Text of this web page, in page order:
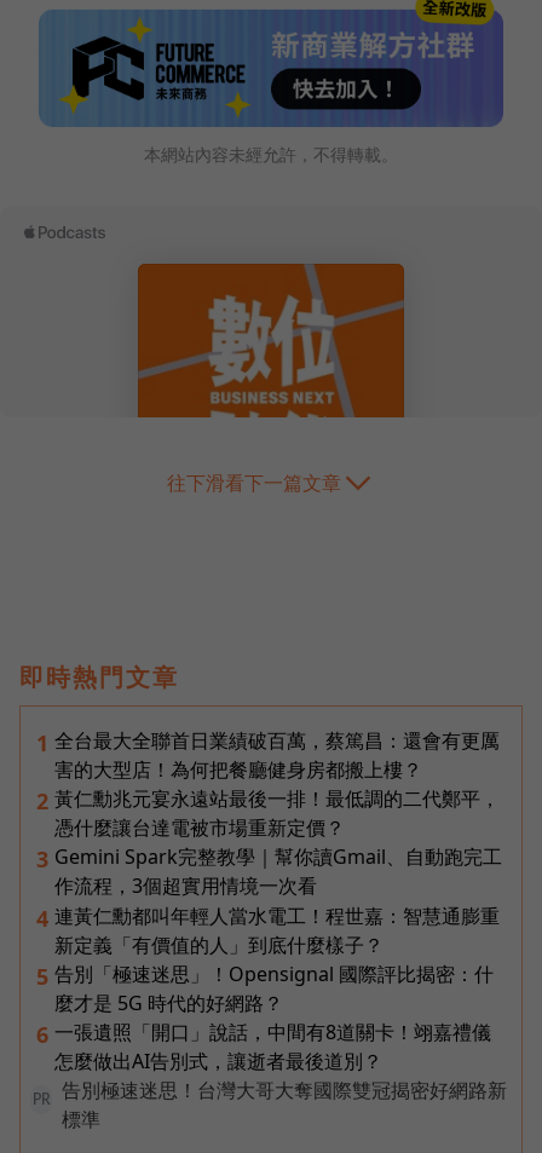
本網站內容未經允許，不得轉載。
往下滑看下一篇文章
即時熱門文章
1 全台最大全聯首日業績破百萬，蔡篤昌：還會有更厲
害的大型店！為何把餐廳健身房都搬上樓？
2 黃仁勳兆元宴永遠站最後一排！最低調的二代鄭平，
憑什麼讓台達電被市場重新定價？
3 Gemini Spark完整教學｜幫你讀Gmail、自動跑完工
作流程，3個超實用情境一次看
4 連黃仁勳都叫年輕人當水電工！程世嘉：智慧通膨重
新定義「有價值的人」到底什麼樣子？
5 告別「極速迷思」！Opensignal 國際評比揭密：什
麼才是 5G 時代的好網路？
6 一張遺照「開口」說話，中間有8道關卡！翊嘉禮儀
怎麼做出AI告別式，讓逝者最後道別？
PR
告別極速迷思！台灣大哥大奪國際雙冠揭密好網路新
標準